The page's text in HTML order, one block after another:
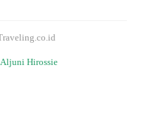
Aljuni Hirossie